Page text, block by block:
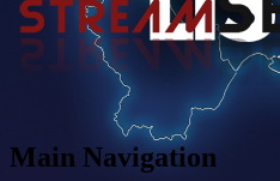
Main Navigation